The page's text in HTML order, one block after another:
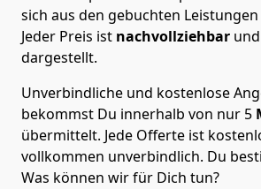
sich aus den gebuchten
Jeder Preis ist nachvollziehbar und
dargestellt.
Unverbindliche und kostenlose
bekommst Du innerhalb von nur 5
übermittelt. Jede Offerte ist
vollkommen unverbindlich. Du
Was können wir für Dich tun?